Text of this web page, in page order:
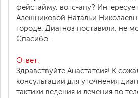
фейстайму, вотс-апу?
Алешниковой Натальи
городе. Диагноз поставили, не
Спасибо.
Ответ:
Здравствуйте Анастатсия! К
консультации для уточнения
тактики ведения и лечения по